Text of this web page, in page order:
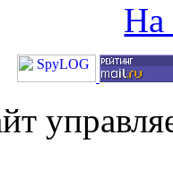
На